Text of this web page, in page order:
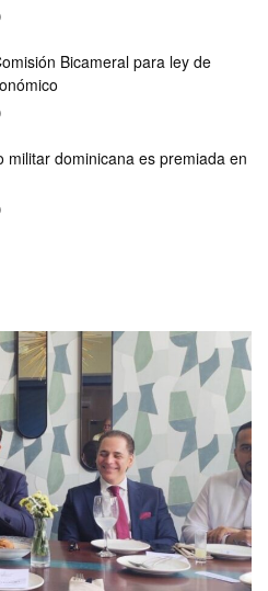
Bicameral para ley de
militar dominicana es premiada en